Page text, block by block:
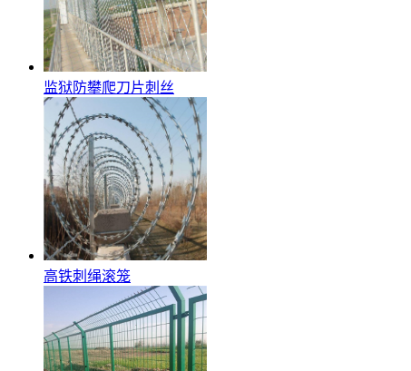
监狱防攀爬刀片刺丝
高铁刺绳滚笼